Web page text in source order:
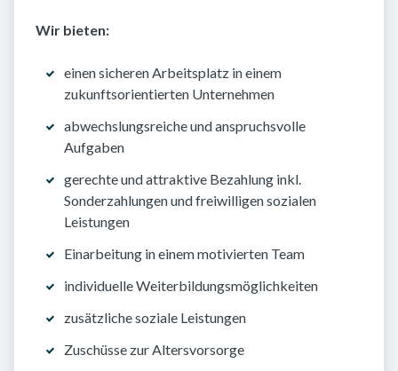
Wir bieten:
einen sicheren Arbeitsplatz in einem
zukunftsorientierten Unternehmen
abwechslungsreiche und anspruchsvolle
Aufgaben
gerechte und attraktive Bezahlung inkl.
Sonderzahlungen und freiwilligen sozialen
Leistungen
Einarbeitung in einem motivierten Team
individuelle Weiterbildungsmöglichkeiten
zusätzliche soziale Leistungen
Zuschüsse zur Altersvorsorge